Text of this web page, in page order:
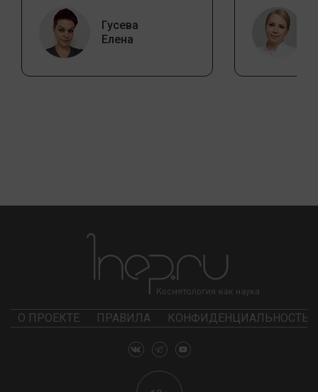
Гусева
Елена
О ПРОЕКТЕ ПРАВИЛА КОНФИДЕНЦИАЛЬНОСТЬ